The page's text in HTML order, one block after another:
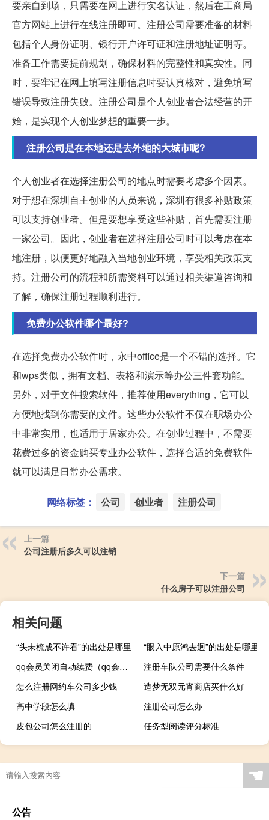
要亲自到场，只需要在网上进行实名认证，然后在工商局
官方网站上进行在线注册即可。注册公司需要准备的材料
包括个人身份证明、银行开户许可证和注册地址证明等。
准备工作需要提前规划，确保材料的完整性和真实性。同
时，要牢记在网上填写注册信息时要认真核对，避免填写
错误导致注册失败。注册公司是个人创业者合法经营的开
始，是实现个人创业梦想的重要一步。
注册公司是在本地还是去外地的大城市呢?
个人创业者在选择注册公司的地点时需要考虑多个因素。
对于想在深圳自主创业的人员来说，深圳有很多补贴政策
可以支持创业者。但是要想享受这些补贴，首先需要注册
一家公司。因此，创业者在选择注册公司时可以考虑在本
地注册，以便更好地融入当地创业环境，享受相关政策支
持。注册公司的流程和所需资料可以通过相关渠道咨询和
了解，确保注册过程顺利进行。
免费办公软件哪个最好?
在选择免费办公软件时，永中office是一个不错的选择。它
和wps类似，拥有文档、表格和演示等办公三件套功能。
另外，对于文件搜索软件，推荐使用everything，它可以
方便地找到你需要的文件。这些办公软件不仅在职场办公
中非常实用，也适用于居家办公。在创业过程中，不需要
花费过多的资金购买专业办公软件，选择合适的免费软件
就可以满足日常办公需求。
网络标签： 公司 创业者 注册公司
上一篇
公司注册后多久可以注销
下一篇
什么房子可以注册公司
相关问题
“头未梳成不许看”的出处是哪里
“眼入中原鸿去迥”的出处是哪里
qq会员关闭自动续费（qq会员自动续费怎么关闭）
注册车队公司需要什么条件
怎么注册网约车公司多少钱
造梦无双元宵商店买什么好
高中学段怎么填
注册公司怎么办
皮包公司怎么注册的
任务型阅读评分标准
☚
公告